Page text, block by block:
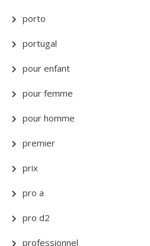
porto
portugal
pour enfant
pour femme
pour homme
premier
prix
pro a
pro d2
professionnel